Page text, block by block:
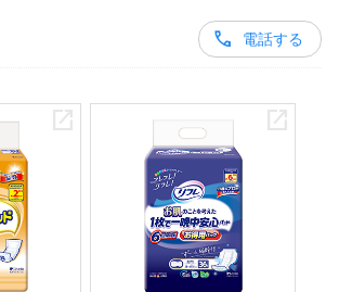
電話する